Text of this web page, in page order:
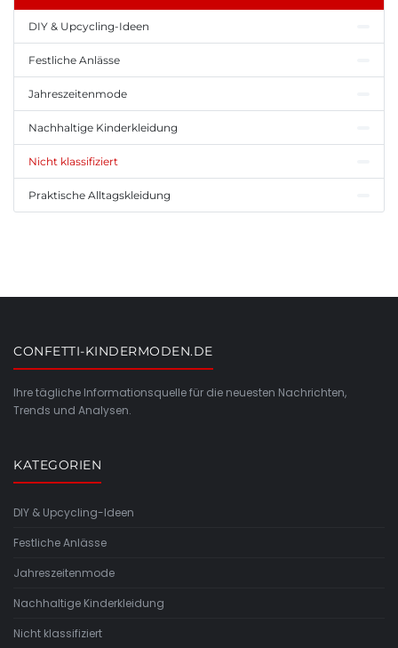
DIY & Upcycling-Ideen
Festliche Anlässe
Jahreszeitenmode
Nachhaltige Kinderkleidung
Nicht klassifiziert
Praktische Alltagskleidung
CONFETTI-KINDERMODEN.DE
Ihre tägliche Informationsquelle für die neuesten Nachrichten,
Trends und Analysen.
KATEGORIEN
DIY & Upcycling-Ideen
Festliche Anlässe
Jahreszeitenmode
Nachhaltige Kinderkleidung
Nicht klassifiziert